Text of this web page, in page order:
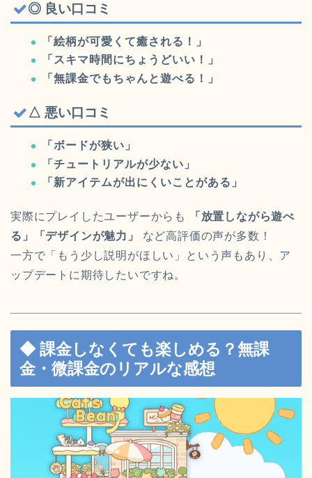
◎ 良い口コミ
「絵柄が可愛くて癒される！」
「スキマ時間にちょうどいい！」
「無課金でもちゃんと遊べる！」
△ 悪い口コミ
「ボードが狭い」
「チュートリアルが少ない」
「新アイテムが出にくいことがある」
実際にプレイしたユーザーからも
「放置しながら遊べ
る」「デザインが魅力」
など高評価の声が多数！
一方で「もう少し説明がほしい」という声もあり、ア
ップデートに期待したいですね。
◆ 課金しなくても楽しめる？無課
金・微課金のリアルな感想